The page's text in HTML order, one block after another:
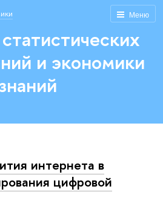
Меню
и экономики
интернета в
цифровой